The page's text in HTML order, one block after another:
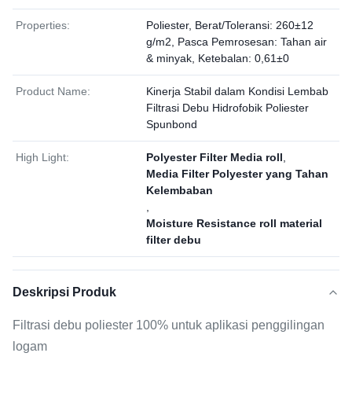
Properties:
Poliester, Berat/Toleransi: 260±12
g/m2, Pasca Pemrosesan: Tahan air
& minyak, Ketebalan: 0,61±0
Product Name:
Kinerja Stabil dalam Kondisi Lembab
Filtrasi Debu Hidrofobik Poliester
Spunbond
High Light: Polyester Filter Media roll
Media Filter Polyester yang Tahan
Kelembaban
Moisture Resistance roll material
filter debu
Deskripsi Produk
Filtrasi debu poliester 100% untuk aplikasi penggilingan
logam